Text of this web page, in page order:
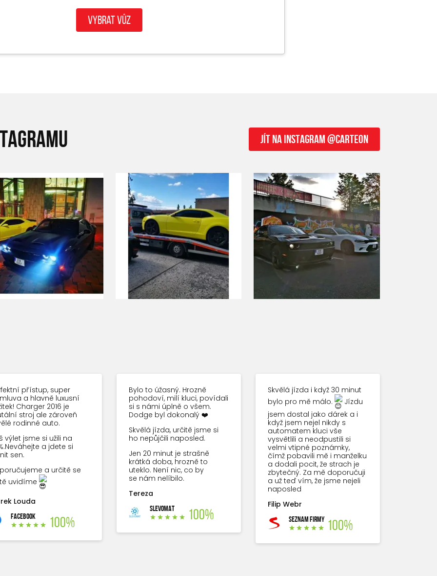
Vybrat vůz
JÍT NA INSTAGRAM @CARTEON
přístup, super
a hlavně luxusní
Charger 2016 je
stroj ale zároveň
rodinné auto.
výlet jsme si užili na
a jdete si
sen.
a určitě se
uvidíme
Louda
FACEBOOK 100%
Bylo to úžasný. Hrozně
pohodoví, milí kluci, povídali
si s námi úplně o všem.
Dodge byl dokonalý ❤️
Skvělá jízda, určitě jsme si
ho nepůjčili naposled.
Jen 20 minut je strašně
krátká doba, hrozně to
uteklo. Není nic, co by
se nám nelíbilo.
Tereza
SLEVOMAT 100%
Skvělá jízda i když 30 minut
bylo pro mě málo.
Jízdu
jsem dostal jako dárek a i
když jsem nejel nikdy s
automatem kluci vše
vysvětlili a neodpustili si
velmi vtipné poznámky,
čímž pobavili mě i manželku
a dodali pocit, že strach je
zbytečný. Za mě doporučuji
a už teď vím, že jsme nejeli
naposled
Filip Webr
SEZNAM FIRMY 100%